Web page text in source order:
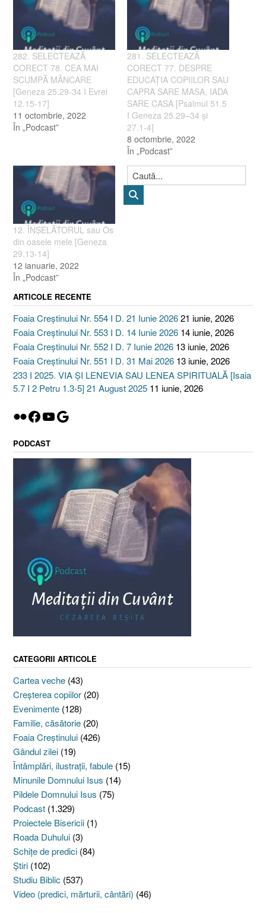
282. SELECTEAZĂ
CORECT 78. CEA MAI
SCUMPĂ MÂNCARE
[Geneza 25.29-34 I Evrei
12.15-17]
11 octombrie, 2022
În „Podcast”
281. SELECTEAZĂ
CORECT 77. DESPRE
EDUCAȚIA COPIILOR SAU
CAPRA SARE MASA, IADA
SARE CASA [Psalmul 51.5
I Geneza 25.29–34 și
27.1-4]
8 octombrie, 2022
În „Podcast”
12. ÎNŞELĂTORUL sau Os
din oasele mele [Geneza
29.13-14]
12 ianuarie, 2022
În „Podcast”
ARTICOLE RECENTE
Foaia Creștinului Nr. 554 I D. 21 Iunie 202621 iunie, 2026
Foaia Creștinului Nr. 553 I D. 14 Iunie 2026 14 iunie, 2026
Foaia Creștinului Nr. 552 I D. 7 Iunie 2026 13 iunie, 2026
Foaia Creștinului Nr. 551 I D. 31 Mai 2026 13 iunie, 2026
233 I 2025. VIA ȘI LENEVIA SAU LENEA SPIRITUALĂ [Isaia
5.7 I 2 Petru 1.3-5] 21 August 2025 11 iunie, 2026
Flickr
Facebook
YouTube
Google
PODCAST
CATEGORII ARTICOLE
Cartea veche (43)
Creşterea copiilor (20)
Evenimente (128)
Familie, căsătorie (20)
Foaia Creştinului (426)
Gândul zilei (19)
Întâmplări, ilustraţii, fabule (15)
Minunile Domnului Isus (14)
Pildele Domnului Isus (75)
Podcast (1.329)
Proiectele Bisericii (1)
Roada Duhului (3)
Schiţe de predici (84)
Ştiri (102)
Studiu Biblic (537)
Video (predici, mărturii, cântări) (46)